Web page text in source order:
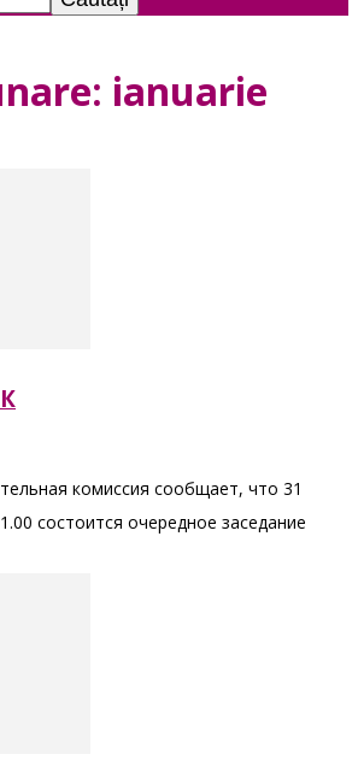
ianuarie
комиссия сообщает, что 31
состоится очередное заседание